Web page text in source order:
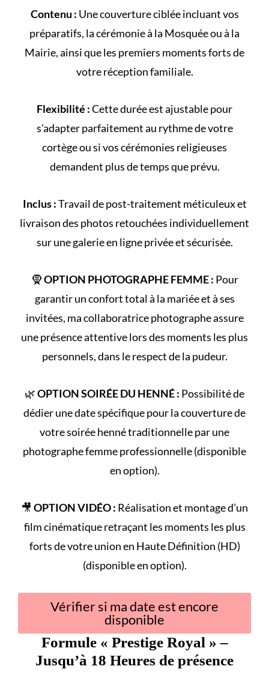
Contenu : Une couverture ciblée incluant vos
préparatifs, la cérémonie à la Mosquéeou à la
Mairie, ainsi que les premiers moments forts de
votreréception familiale.
Flexibilité :Cette durée est ajustable pour
s’adapter parfaitement au rythme de votre
cortègeou si vos cérémonies religieuses
demandent plus de temps que prévu.
Inclus :Travail de post-traitement méticuleux et
livraison des photos retouchées individuellement
sur une galerie en ligne privée et sécurisée.
🧕OPTION PHOTOGRAPHE FEMME : Pour
garantir un confort total à la mariée et à ses
invitées, ma collaboratrice photographe assure
une présence attentive lors des moments les plus
personnels, dans le respect de la pudeur.
🌿OPTION SOIRÉE DU HENNÉ : Possibilité de
dédier une date spécifique pour la couverture de
votresoirée hennétraditionnelle par une
photographe femme professionnelle (disponible
en option).
🎥 OPTION VIDÉO : Réalisation et montage d’un
film cinématique retraçant les moments les plus
fortsde votre union en Haute Définition (HD)
(disponible en option).
Vérifier si ma date est encore
disponible
Formule « Prestige Royal » –
Jusqu’à 18 Heures de présence